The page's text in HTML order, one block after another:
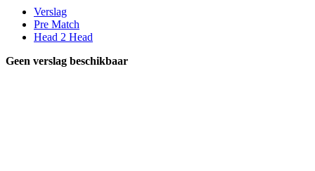
Verslag
Pre Match
Head 2 Head
Geen verslag beschikbaar